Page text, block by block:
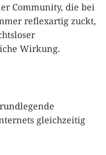
Community, die bei
reflexartig zuckt,
Wirkung.
gleichzeitig